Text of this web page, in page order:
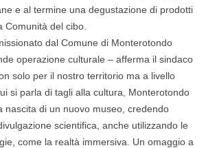
e al termine una degustazione di prodotti
Comunità del cibo.
dal Comune di Monterotondo
operazione culturale – afferma il sindaco
solo per il nostro territorio ma a livello
si parla di tagli alla cultura, Monterotondo
nascita di un nuovo museo, credendo
scientifica, anche utilizzando le
come la realtà immersiva. Un omaggio a